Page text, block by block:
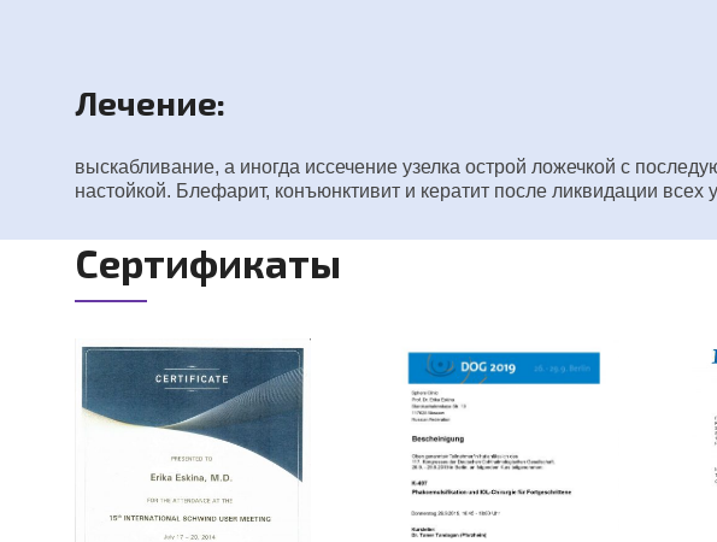
Лечение:
выскабливание, а иногда иссечение узелка острой ложечкой с
настойкой. Блефарит, конъюнктивит и кератит после ликвидации
Сертификаты